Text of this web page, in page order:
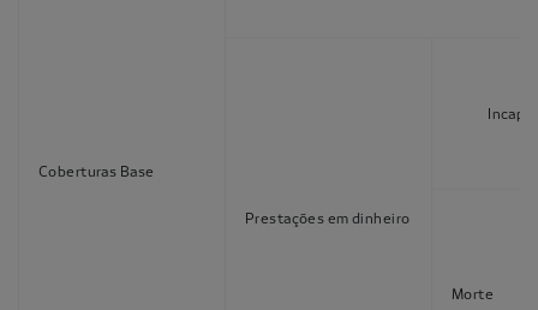
Coberturas Base
Prestações em dinheiro
Morte